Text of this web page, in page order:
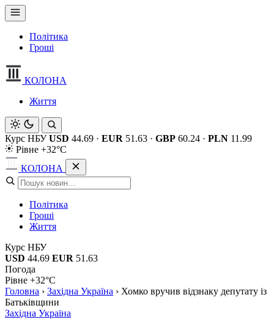
Політика
Гроші
КОЛОНА
Життя
Курс НБУ USD 44.69 · EUR 51.63 · GBP 60.24 · PLN 11.99
Рівне +32°C
КОЛОНА
Політика
Гроші
Життя
Курс НБУ
USD 44.69 EUR 51.63
Погода
Рівне +32°C
Головна › Західна Україна › Хомко вручив відзнаку депутату із
Батьківщини
Західна Україна